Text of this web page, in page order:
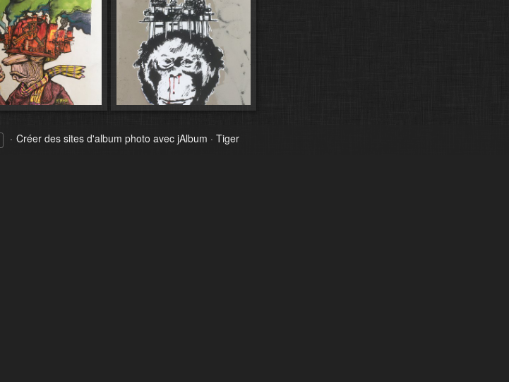
Créer des sites d'album photo avec jAlbum · Tiger